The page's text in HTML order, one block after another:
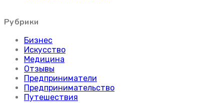
Рубрики
Бизнес
Искусство
Медицина
Отзывы
Предприниматели
Предпринимательство
Путешествия